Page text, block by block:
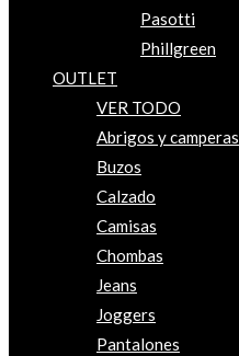
Pasotti
Phillgreen
OUTLET
VER TODO
Abrigos y camperas
Buzos
Calzado
Camisas
Chombas
Jeans
Joggers
Pantalones